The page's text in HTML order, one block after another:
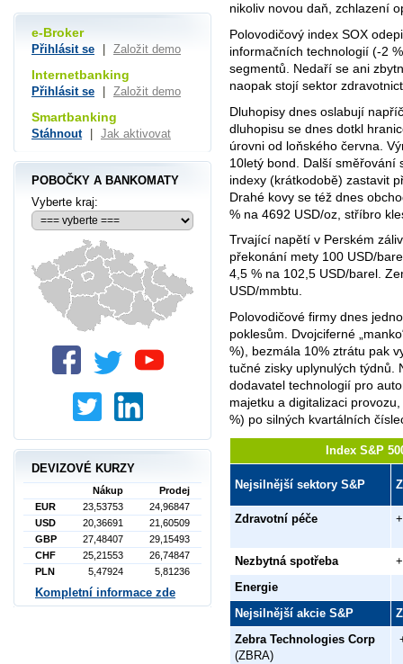
nikoliv novou daň, zchlazení
Polovodičový index SOX
informačních technologií (-2
segmentů. Nedaří se ani
naopak stojí sektor
Dluhopisy dnes oslabují
dluhopisu se dnes dotkl
úrovni od loňského června.
10letý bond. Další směřování
indexy (krátkodobě) zastavit
Drahé kovy se též dnes
% na 4692 USD/oz, stříbro
Trvající napětí v Perském
překonání mety 100 USD/
4,5 % na 102,5 USD/barel.
USD/mmbtu.
Polovodičové firmy dnes
poklesům. Dvojciferné
%), bezmála 10% ztrátu pak
tučné zisky uplynulých týdnů.
dodavatel technologií pro
majetku a digitalizaci
%) po silných kvartálních
Index S&P
Nejsilnější sektory S&P
Zdravotní péče
Nezbytná spotřeba
Energie
Nejsilnější akcie S&P
Zebra Technologies Corp
(ZBRA)
e-Broker
Přihlásit se Založit demo
Internetbanking
Přihlásit se Založit demo
Smartbanking
Stáhnout Jak aktivovat
POBOČKY A BANKOMATY
Vyberte kraj:
DEVIZOVÉ KURZY
Nákup
Prodej
EUR
23,53753
24,96847
USD
20,36691
21,60509
GBP
27,48407
29,15493
CHF
25,21553
26,74847
PLN
5,47924 5,81236
Kompletní informace zde